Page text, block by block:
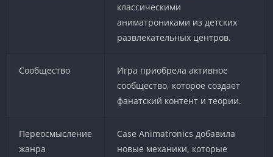
классическими
аниматрониками из детских
развлекательных центров.
Сообщество
Игра приобрела активное
сообщество, которое создает
фанатский контент и теории.
Переосмысление
жанра
Case Animatronics добавила
новые механики, которые